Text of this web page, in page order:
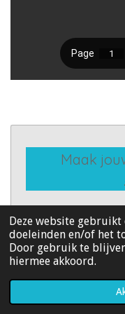
Deze website gebruikt
doeleinden en/of het
Door gebruik te
hiermee akkoord.
Maak
© 2019 - 2026 12
Powered byJouwWeb